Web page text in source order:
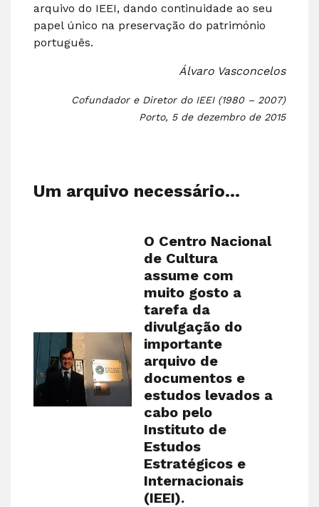
arquivo do IEEI, dando continuidade ao seu
papel único na preservação do património
português.
Álvaro Vasconcelos
Cofundador e Diretor do IEEI (1980 – 2007)
Porto, 5 de dezembro de 2015
Um arquivo necessário…
O Centro Nacional
de Cultura
assume com
muito gosto a
tarefa da
divulgação do
importante
arquivo de
documentos e
estudos levados a
cabo pelo
Instituto de
Estudos
Estratégicos e
Internacionais
(IEEI).